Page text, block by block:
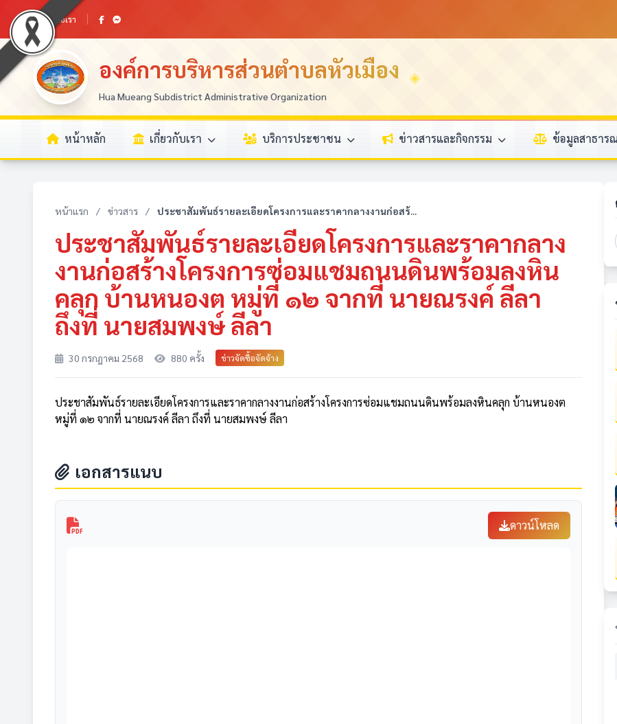
ติดต่อเรา
องค์การบริหารส่วนตำบลหัวเมือง
Hua Mueang Subdistrict Administrative Organization
หน้าหลัก เกี่ยวกับเรา บริการประชาชน ข่าวสารและกิจกรรม ข้อมูลสาธาร
หน้าแรก / ข่าวสาร / ประชาสัมพันธ์รายละเอียดโครงการและราคากลางงานก่อสร้...
ประชาสัมพันธ์รายละเอียดโครงการและราคากลาง
งานก่อสร้างโครงการซ่อมแชมถนนดินพร้อมลงหิน
คลุก บ้านหนองต หมู่ที่ ๑๒ จากที่ นายณรงค์ ลีลา
ถึงที่ นายสมพงษ์ ลีลา
30 กรกฎาคม 2568 880 ครั้ง ข่าวจัดซื้อจัดจ้าง
ประชาสัมพันธ์รายละเอียดโครงการและราคากลางงานก่อสร้างโครงการซ่อมแชมถนนดินพร้อมลงหินคลุก บ้านหนองต
หมู่ที่ ๑๒ จากที่ นายณรงค์ ลีลา ถึงที่ นายสมพงษ์ ลีลา
เอกสารแนบ
ดาวน์โหลด